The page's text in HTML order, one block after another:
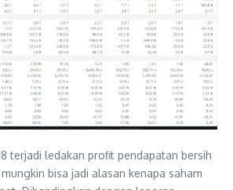
terjadi ledakan profit pendapatan bersih
bisa jadi alasan kenapa saham